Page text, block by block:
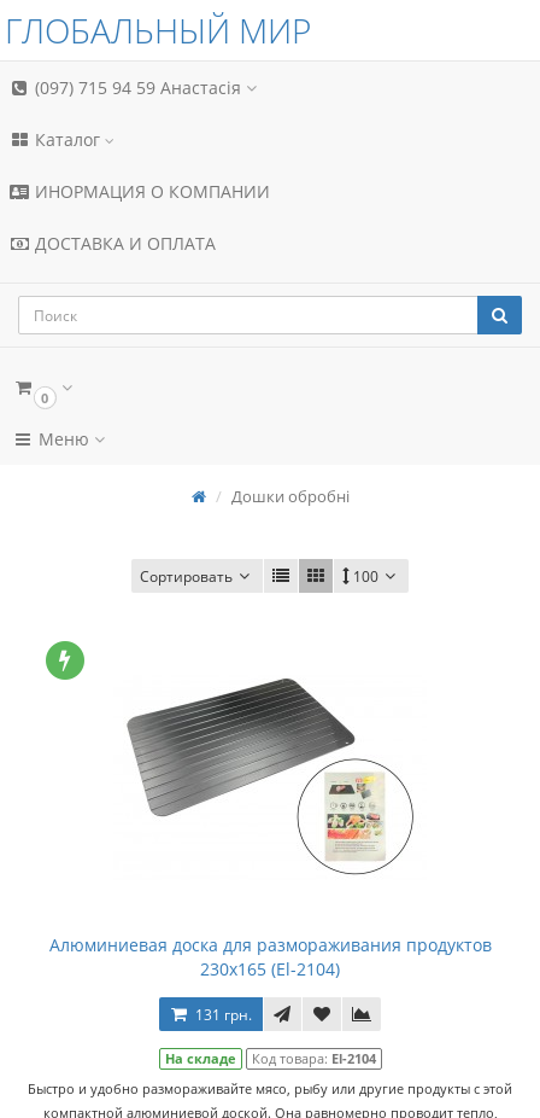
ГЛОБАЛЬНЫЙ МИР
(097) 715 94 59 Анастасія
Каталог
ИНОРМАЦИЯ О КОМПАНИИ
ДОСТАВКА И ОПЛАТА
0
Меню
Дошки обробні
Сортировать 100
Алюминиевая доска для размораживания продуктов
230х165 (El-2104)
131 грн.
На складе Код товара: El-2104
Быстро и удобно размораживайте мясо, рыбу или другие продукты с этой
компактной алюминиевой доской. Она равномерно проводит тепло,